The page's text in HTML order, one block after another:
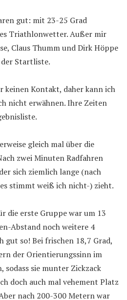
gut: mit 23-25 Grad
Triathlonwetter. Außer mir
Claus Thumm und Dirk Höppe
der Startliste.
keinen Kontakt, daher kann ich
nicht erwähnen. Ihre Zeiten
gleich mal über die
zwei Minuten Radfahren
sich ziemlich lange (nach
es stimmt weiß ich nicht-) zieht.
die erste Gruppe war um 13
Abstand noch weitere 4
gut so! Bei frischen 18,7 Grad,
der Orientierungssinn im
sodass sie munter Zickzack
doch auch mal vehement Platz
nach 200-300 Metern war